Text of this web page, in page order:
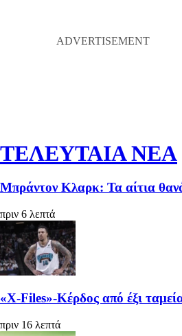
ΤΕΛΕΥΤΑΙΑ ΝΕΑ
Μπράντον Κλαρκ: Τα αίτια
πριν 6 λεπτά
«X-Files»-Κέρδος από έξι
πριν 16 λεπτά